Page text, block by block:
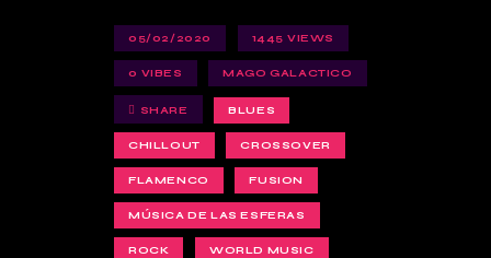
05/02/2020 1445 VIEWS
0 VIBES MAGO GALACTICO
SHARE BLUES
CHILLOUT CROSSOVER
FLAMENCO FUSION
MÚSICA DE LAS ESFERAS
ROCK WORLD MUSIC